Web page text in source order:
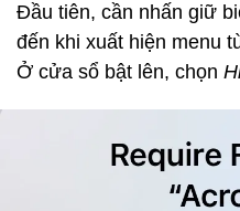
Đầu tiên, cần nhấn giữ
đến khi xuất hiện menu
Ở cửa sổ bật lên, chọn